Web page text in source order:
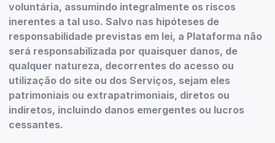
voluntária, assumindo integralmente os riscos
inerentes a tal uso. Salvo nas hipóteses de
responsabilidade previstas em lei, a Plataforma não
será responsabilizada por quaisquer danos, de
qualquer natureza, decorrentes do acesso ou
utilização do site ou dos Serviços, sejam eles
patrimoniais ou extrapatrimoniais, diretos ou
indiretos, incluindo danos emergentes ou lucros
cessantes.